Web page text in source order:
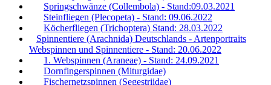
Springschwänze (Collembola) - Stand:09.03.2021
Steinfliegen (Plecopeta) - Stand: 09.06.2022
Köcherfliegen (Trichoptera) Stand: 28.03.2022
Spinnentiere (Arachnida) Deutschlands - Artenportraits
Webspinnen und Spinnentiere - Stand: 20.06.2022
1. Webspinnen (Araneae) - Stand: 24.09.2021
Dornfingerspinnen (Miturgidae)
Fischernetzspinnen (Segestriidae)